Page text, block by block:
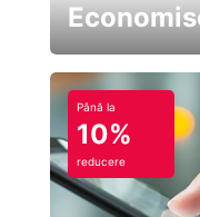
Până la
10%
reducere